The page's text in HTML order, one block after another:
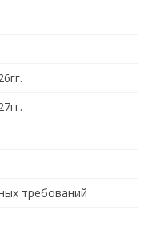
требований